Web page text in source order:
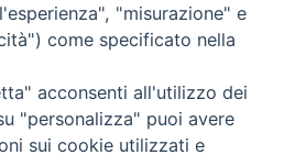
- Tutti i diritti riservati - Vita
"misurazione" e
come specificato nella
acconsenti all'utilizzo dei
"personalizza" puoi avere
sui cookie utilizzati e